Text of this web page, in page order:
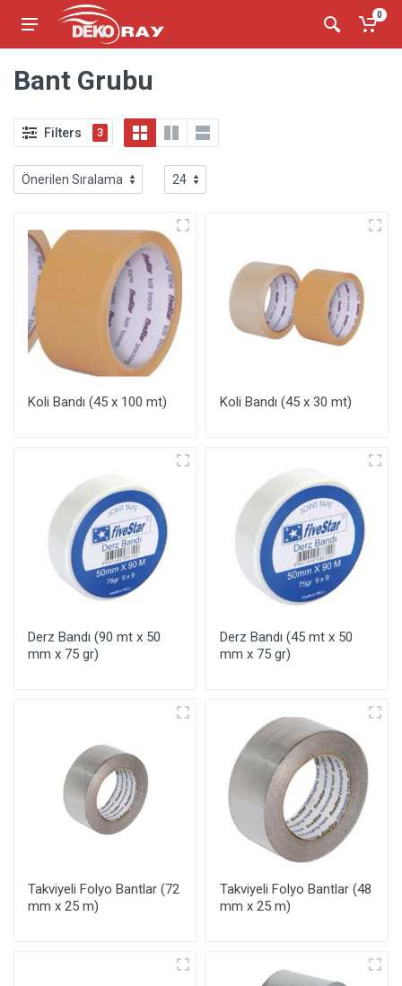
0
Bant Grubu
Filters 3
Koli Bandı (45 x 100 mt) Koli Bandı (45 x 30 mt)
Derz Bandı (90 mt x 50
mm x 75 gr)
Derz Bandı (45 mt x 50
mm x 75 gr)
Takviyeli Folyo Bantlar (72
mm x 25 m)
Takviyeli Folyo Bantlar (48
mm x 25 m)